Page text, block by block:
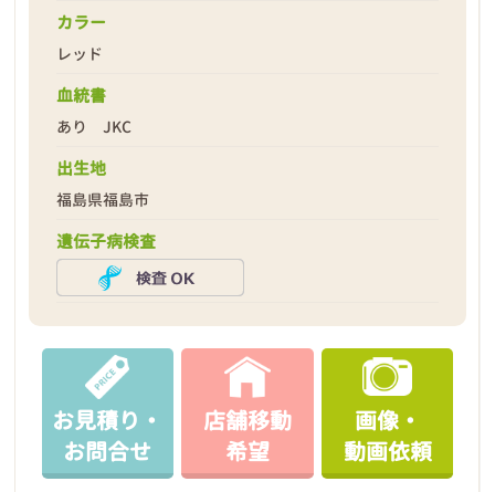
カラー
レッド
血統書
あり JKC
出生地
福島県福島市
遺伝子病検査
お見積り・
お問合せ
店舗移動
希望
画像・
動画依頼